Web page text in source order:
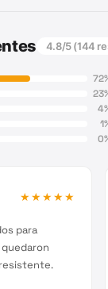
4.8/5 (144
72
23
4
1
0
★★★★★
para